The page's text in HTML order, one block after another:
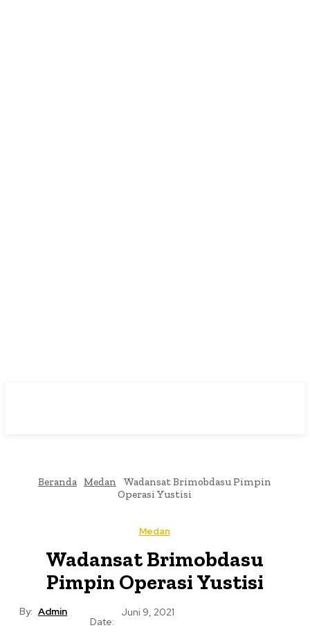
Beranda Medan
Wadansat Brimobdasu Pimpin
Operasi Yustisi
Medan
Wadansat Brimobdasu
Pimpin Operasi Yustisi
By: Admin
Date:
Juni 9, 2021